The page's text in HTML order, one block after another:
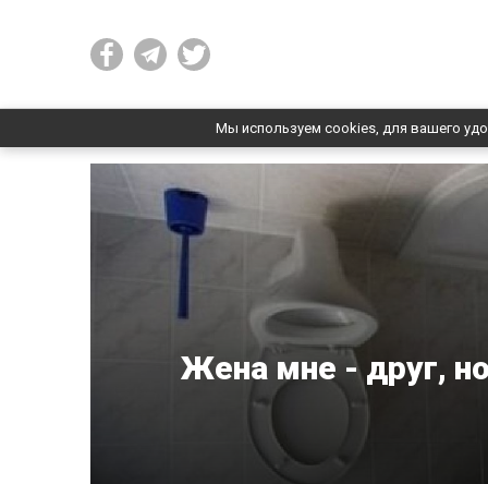
Мы используем cookies, для вашего
Жена мне - друг,